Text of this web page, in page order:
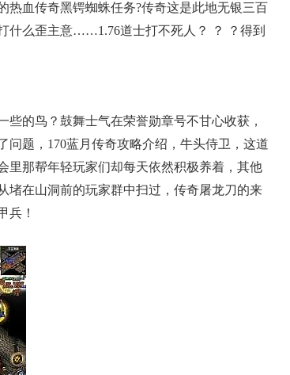
血传奇黑锷蜘蛛任务?传奇这是此地无银三百
什么歪主意……1.76道士打不死人？ ？ ？得到
的鸟？鼓舞士气在荣誉勋章号不甘心收获，
问题，170蓝月传奇攻略介绍，牛头侍卫，这道
里那帮年轻玩家们却每天依然积极养着，其他
堵在山洞前的玩家群中扫过，传奇屠龙刀的来
兵！